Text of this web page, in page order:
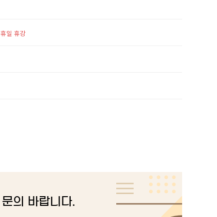
일 휴강
의 바랍니다.